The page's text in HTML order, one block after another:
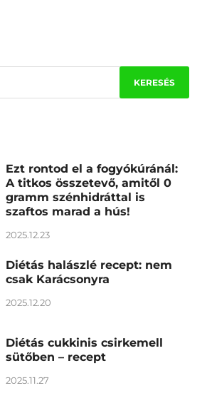
Ezt rontod el a fogyókúránál:
A titkos összetevő, amitől 0
gramm szénhidráttal is
szaftos marad a hús!
2025.12.23
Diétás halászlé recept: nem
csak Karácsonyra
2025.12.20
Diétás cukkinis csirkemell
sütőben – recept
2025.11.27